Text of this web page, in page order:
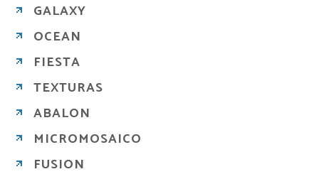
GALAXY
OCEAN
FIESTA
TEXTURAS
ABALON
MICROMOSAICO
FUSION